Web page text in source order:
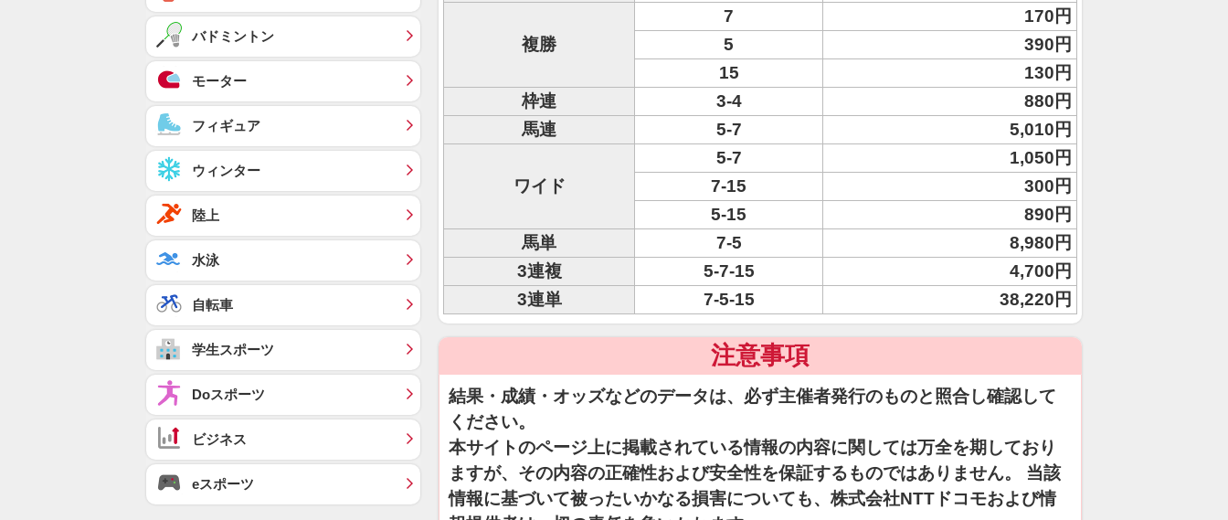
複勝
7
170円
5
390円
15
130円
枠連
3-4
880円
馬連
5-7 5,010円
ワイド
5-7
1,050円
7-15
300円
5-15
890円
馬単
7-5
8,980円
3連複
5-7-15
4,700円
3連単
7-5-15 38,220円
注意事項
結果・成績・オッズなどのデータは、必ず主催者発行のものと照合し確認して
ください。
本サイトのページ上に掲載されている情報の内容に関しては万全を期しており
ますが、その内容の正確性および安全性を保証するものではありません。 当該
情報に基づいて被ったいかなる損害についても、株式会社NTTドコモおよび情
バドミントン
モーター
フィギュア
ウィンター
陸上
水泳
自転車
学生スポーツ
Doスポーツ
ビジネス
eスポーツ